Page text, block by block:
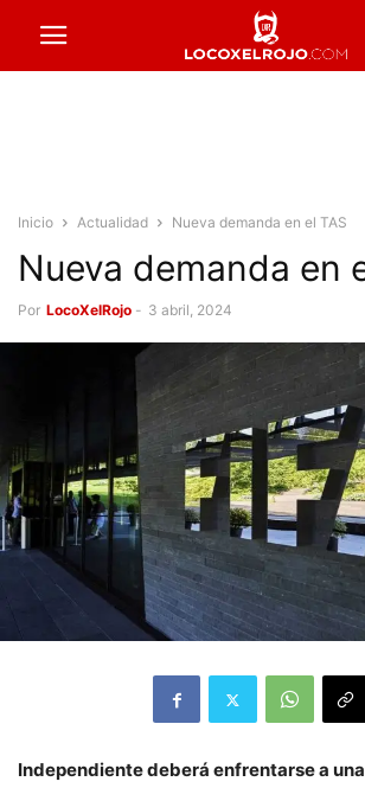
Inicio Actualidad Nueva demanda en el TAS
Nueva demanda en
Por LocoXelRojo - 3 abril, 2024
Independiente deberá enfrentarse a